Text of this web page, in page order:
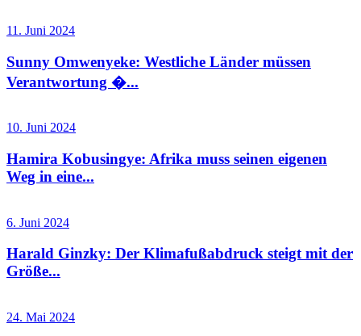
11. Juni 2024
Sunny Omwenyeke: Westliche Länder müssen
Verantwortung �...
10. Juni 2024
Hamira Kobusingye: Afrika muss seinen eigenen
Weg in eine...
6. Juni 2024
Harald Ginzky: Der Klimafußabdruck steigt mit der
Größe...
24. Mai 2024